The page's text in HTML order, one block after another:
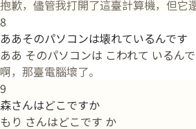
抱歉，儘管我打開了這臺計算機，但它
8
ああそのパソコンは壊れているんです
ああ そのパソコンは こわれて いるん
啊，那臺電腦壞了。
9
森さんはどこですか
もり さんはどこです か